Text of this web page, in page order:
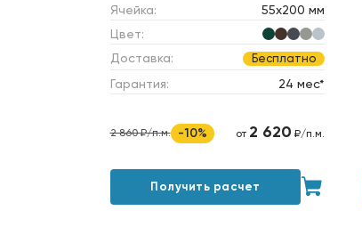
Ячейка:
55х200 мм
Цвет:
Доставка:
Бесплатно
Гарантия: 24 мес*
2 860 ₽/п.м. -10% от 2 620 ₽/п.м.
Получить расчет